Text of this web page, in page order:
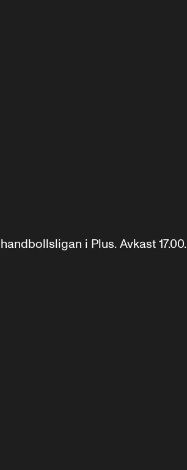
i Plus. Avkast 17.00.